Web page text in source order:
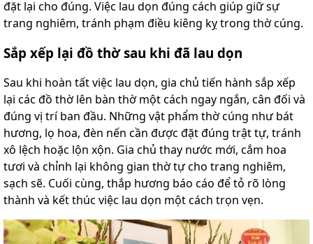
đặt lại cho đúng. Việc lau dọn đúng cách giúp giữ sự
trang nghiêm, tránh phạm điều kiêng kỵ trong thờ cúng.
Sắp xếp lại đồ thờ sau khi đã lau dọn
Sau khi hoàn tất việc lau dọn, gia chủ tiến hành sắp xếp
lại các đồ thờ lên bàn thờ một cách ngay ngắn, cân đối và
đúng vị trí ban đầu. Những vật phẩm thờ cúng như bát
hương, lọ hoa, đèn nến cần được đặt đúng trật tự, tránh
xô lệch hoặc lộn xộn. Gia chủ thay nước mới, cắm hoa
tươi và chỉnh lại không gian thờ tự cho trang nghiêm,
sạch sẽ. Cuối cùng, thắp hương báo cáo để tỏ rõ lòng
thành và kết thúc việc lau dọn một cách trọn vẹn.